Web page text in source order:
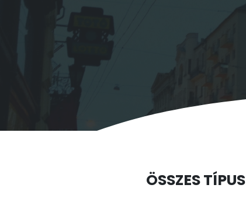
ÖSSZES TÍPUS